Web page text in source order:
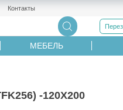
Контакты
МЕБЕЛЬ
-120Х200